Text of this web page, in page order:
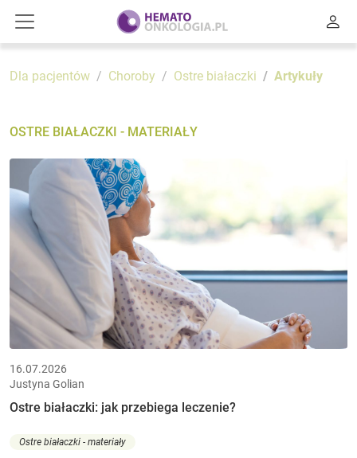
Dla pacjentów Choroby Ostre białaczki Artykuły
OSTRE BIAŁACZKI - MATERIAŁY
16.07.2026
Justyna Golian
Ostre białaczki: jak przebiega leczenie?
Ostre białaczki - materiały